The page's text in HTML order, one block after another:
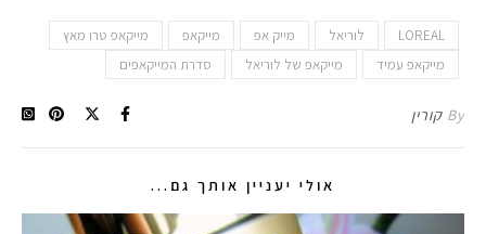
LOREAL לוריאל מייק אפ מייקאפ
מייקאפ טרו מאץ
מייקאפ עמיד
מייקאפ של לוריאל סדרת המייקאפים
By קורין
אולי יעניין אותך גם...